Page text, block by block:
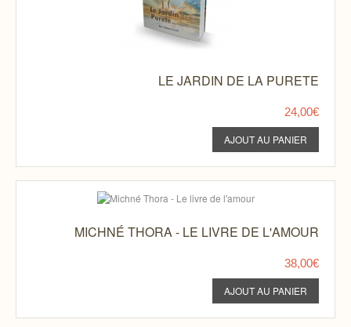
LE JARDIN DE LA PURETE
24,00€
MICHNÉ THORA - LE LIVRE DE L'AMOUR
38,00€